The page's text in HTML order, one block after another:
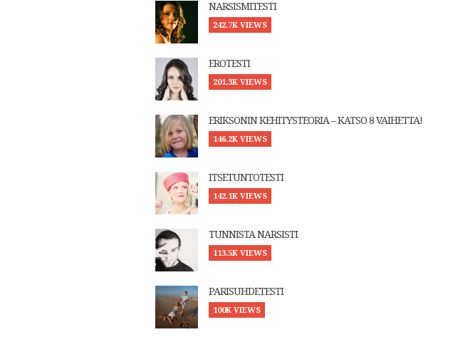
NARSISMITESTI
242.7K VIEWS
EROTESTI
201.3K VIEWS
ERIKSONIN KEHITYSTEORIA – KATSO 8 VAIHETTA!
146.2K VIEWS
ITSETUNTOTESTI
142.1K VIEWS
TUNNISTA NARSISTI
113.5K VIEWS
PARISUHDETESTI
100K VIEWS